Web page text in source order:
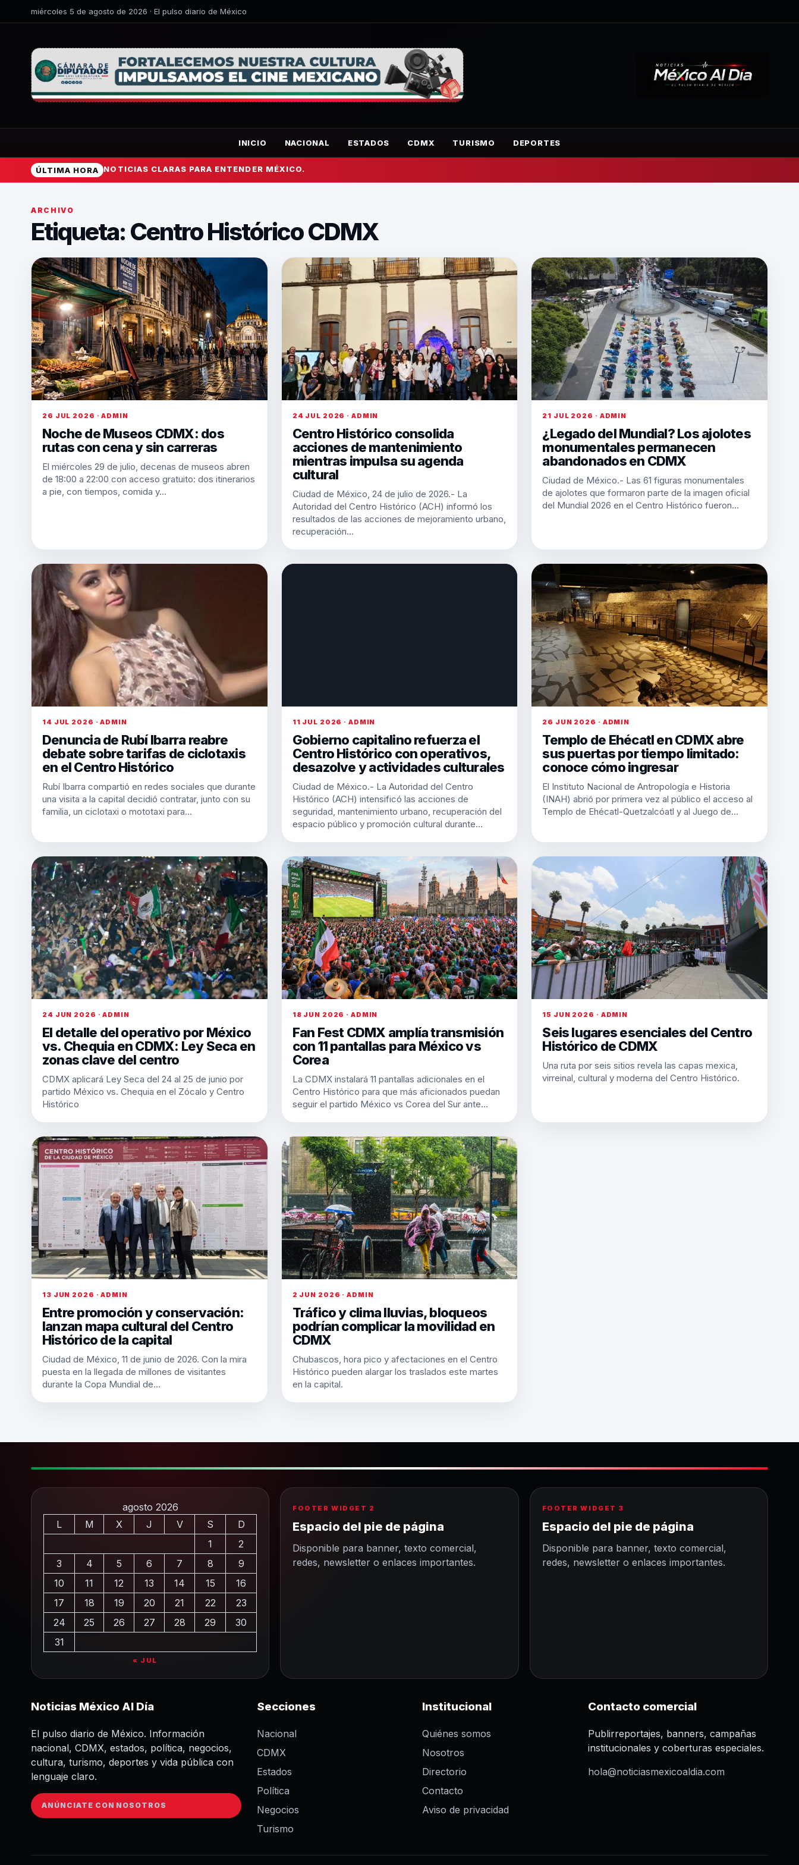
miércoles 5 de agosto de 2026 · El pulso diario de México
INICIO NACIONAL ESTADOS CDMX TURISMO DEPORTES
ÚLTIMA HORA NOTICIAS CLARAS PARA ENTENDER MÉXICO.
ARCHIVO
Etiqueta: Centro Histórico CDMX
26 JUL 2026 · ADMIN
Noche de Museos CDMX: dos
rutas con cena y sin carreras
El miércoles 29 de julio, decenas de museos abren
de 18:00 a 22:00 con acceso gratuito: dos itinerarios
a pie, con tiempos, comida y…
24 JUL 2026 · ADMIN
Centro Histórico consolida
acciones de mantenimiento
mientras impulsa su agenda
cultural
Ciudad de México, 24 de julio de 2026.- La
Autoridad del Centro Histórico (ACH) informó los
resultados de las acciones de mejoramiento urbano,
recuperación…
21 JUL 2026 · ADMIN
¿Legado del Mundial? Los ajolotes
monumentales permanecen
abandonados en CDMX
Ciudad de México.- Las 61 figuras monumentales
de ajolotes que formaron parte de la imagen oficial
del Mundial 2026 en el Centro Histórico fueron…
14 JUL 2026 · ADMIN
Denuncia de Rubí Ibarra reabre
debate sobre tarifas de ciclotaxis
en el Centro Histórico
Rubí Ibarra compartió en redes sociales que durante
una visita a la capital decidió contratar, junto con su
familia, un ciclotaxi o mototaxi para…
11 JUL 2026 · ADMIN
Gobierno capitalino refuerza el
Centro Histórico con operativos,
desazolve y actividades culturales
Ciudad de México.- La Autoridad del Centro
Histórico (ACH) intensificó las acciones de
seguridad, mantenimiento urbano, recuperación del
espacio público y promoción cultural durante…
26 JUN 2026 · ADMIN
Templo de Ehécatl en CDMX abre
sus puertas por tiempo limitado:
conoce cómo ingresar
El Instituto Nacional de Antropología e Historia
(INAH) abrió por primera vez al público el acceso al
Templo de Ehécatl-Quetzalcóatl y al Juego de…
24 JUN 2026 · ADMIN
El detalle del operativo por México
vs. Chequia en CDMX: Ley Seca en
zonas clave del centro
CDMX aplicará Ley Seca del 24 al 25 de junio por
partido México vs. Chequia en el Zócalo y Centro
Histórico
18 JUN 2026 · ADMIN
Fan Fest CDMX amplía transmisión
con 11 pantallas para México vs
Corea
La CDMX instalará 11 pantallas adicionales en el
Centro Histórico para que más aficionados puedan
seguir el partido México vs Corea del Sur ante…
15 JUN 2026 · ADMIN
Seis lugares esenciales del Centro
Histórico de CDMX
Una ruta por seis sitios revela las capas mexica,
virreinal, cultural y moderna del Centro Histórico.
13 JUN 2026 · ADMIN
Entre promoción y conservación:
lanzan mapa cultural del Centro
Histórico de la capital
Ciudad de México, 11 de junio de 2026. Con la mira
puesta en la llegada de millones de visitantes
durante la Copa Mundial de…
2 JUN 2026 · ADMIN
Tráfico y clima lluvias, bloqueos
podrían complicar la movilidad en
CDMX
Chubascos, hora pico y afectaciones en el Centro
Histórico pueden alargar los traslados este martes
en la capital.
agosto 2026
L
M X J V S
D
1
2
3
4 5 6 7 8
9
10
11 12 13 14 15
16
17
18 19 20 21 22
23
24
25 26 27 28 29
30
31
« JUL
FOOTER WIDGET 2
Espacio del pie de página
Disponible para banner, texto comercial,
redes, newsletter o enlaces importantes.
FOOTER WIDGET 3
Espacio del pie de página
Disponible para banner, texto comercial,
redes, newsletter o enlaces importantes.
Noticias México Al Día
El pulso diario de México. Información
nacional, CDMX, estados, política, negocios,
cultura, turismo, deportes y vida pública con
lenguaje claro.
ANÚNCIATE CON NOSOTROS
Secciones
Nacional
CDMX
Estados
Política
Negocios
Turismo
Institucional
Quiénes somos
Nosotros
Directorio
Contacto
Aviso de privacidad
Contacto comercial
Publirreportajes, banners, campañas
institucionales y coberturas especiales.
hola@noticiasmexicoaldia.com